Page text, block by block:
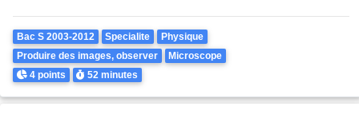
Theme
Bac S 2003-2012 Specialite
Physique
Produire des images, observer
Microscope
Points
4 points Durée
52 minutes